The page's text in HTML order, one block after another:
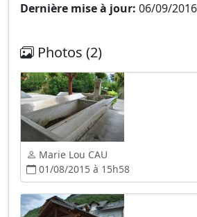
Dernière mise à jour: 06/09/
Photos (2)
Marie Lou CAU
01/08/2015 à 15h58